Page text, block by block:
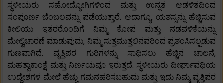
ಸ್ಥಳೀಯರು ಸಹೋದ್ಯೋಗಿಗಳಿಂದ ಮತ್ತು ಉನ್ನತ ಆಡಳಿತದಿಂದ
ಸಂಪೂರ್ಣ ಬೆಂಬಲವನ್ನು ಪಡೆಯುತ್ತಾರೆ. ಆದಾಗ್ಯೂ, ಯಶಸ್ಸನ್ನು ಹೆಚ್ಚಿಸುವ
ಕೀಲಿಯು ಇತರರೊಂದಿಗೆ ನಿಮ್ಮ ಕೋಪ ಮತ್ತು ನಡವಳಿಕೆಯನ್ನು
ಮೇಲ್ವಿಚಾರಣೆ ಮಾಡುವುದು, ನಿಮ್ಮ ಸುತ್ತಮುತ್ತಲಿನವರಿಂದ ಪ್ರಶಂಸಿಸಲ್ಪಡುವ
ಗುಣವಾಗಿದೆ. ವೃತ್ತಿಪರ ಗುರಿಗಳನ್ನು ಸಾಧಿಸಲು ಹೆಚ್ಚಿನ ಚಾಲನೆ,
ಮಹತ್ವಾಕಾಂಕ್ಷೆ ಮತ್ತು ನಿರ್ಣಯವೂ ಇರುತ್ತದೆ. ಸ್ಥಳೀಯರು ದೀರ್ಘಾವಧಿಯ
ಉದ್ದೇಶಗಳ ಮೇಲೆ ಹೆಚ್ಚು ಗಮನಹರಿಸಬಹುದು ಮತ್ತು ಇದು ನಿಮ್ಮ ವೃತ್ತಿಪರ